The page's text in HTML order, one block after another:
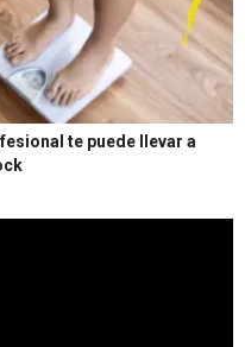
te puede llevar a